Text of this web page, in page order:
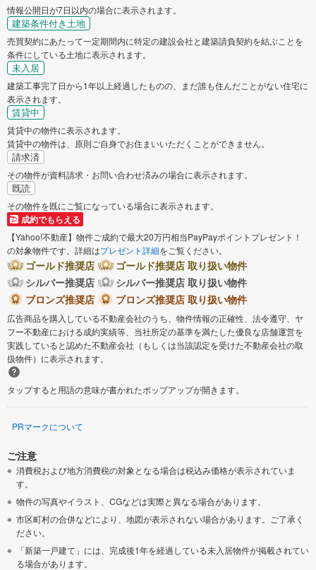
情報公開日が7日以内の場合に表示されます。
建築条件付き土地
売買契約にあたって一定期間内に特定の建設会社と建築請負契約を結ぶことを
条件にしている土地に表示されます。
未入居
建築工事完了日から1年以上経過したものの、まだ誰も住んだことがない住宅に
表示されます。
賃貸中
賃貸中の物件に表示されます。
賃貸中の物件は、原則ご自身でお住まいいただくことができません。
請求済
その物件が資料請求・お問い合わせ済みの場合に表示されます。
既読
その物件を既にご覧になっている場合に表示されます。
成約でもらえる
【Yahoo!不動産】物件ご成約で最大20万円相当PayPayポイントプレゼント！
の対象物件です。詳細はプレゼント詳細をご覧ください。
ゴールド推奨店
ゴールド推奨店 取り扱い物件
シルバー推奨店
シルバー推奨店 取り扱い物件
ブロンズ推奨店
ブロンズ推奨店 取り扱い物件
広告商品を購入している不動産会社のうち、物件情報の正確性、法令遵守、ヤ
フー不動産における成約実績等、当社所定の基準を満たした優良な店舗運営を
実践していると認めた不動産会社（もしくは当該認定を受けた不動産会社の取
扱物件）に表示されます。
タップすると用語の意味が書かれたポップアップが開きます。
PRマークについて
ご注意
消費税および地方消費税の対象となる場合は税込み価格が表示されていま
す。
物件の写真やイラスト、CGなどは実際と異なる場合があります。
市区町村の合併などにより、地図が表示されない場合があります。ご了承く
ださい。
「新築一戸建て」には、完成後1年を経過している未入居物件が掲載されてい
る場合があります。